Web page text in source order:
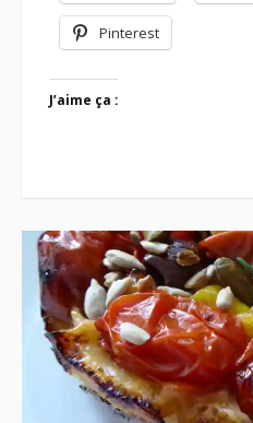
Pinterest
J’aime ça :